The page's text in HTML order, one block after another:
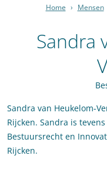
Home › Mensen
Sandra
Sandra van Heukelom-
Rijcken. Sandra is
Bestuursrecht en
Rijcken.